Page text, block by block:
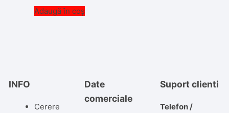
Adaugă în coș
INFO
Cerere
Date
comerciale
Suport clienti
Telefon /